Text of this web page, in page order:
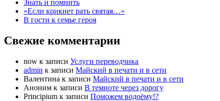
Знать и помнить
«Если крикнет рать святая…»
В гости к семье героя
Свежие комментарии
now к записи Услуги переводчика
admin к записи Майский в печати и в сети
Валентина к записи Майский в печати и в сети
Аноним к записи В темноте через дорогу
Principium к записи Поможем водоёму!?